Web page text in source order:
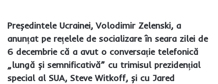
Președintele Ucrainei, Volodimir Zelenski, a
anunțat pe rețelele de socializare în seara zilei de
6 decembrie că a avut o conversație telefonică
„lungă și semnificativă” cu trimisul prezidențial
special al SUA, Steve Witkoff, și cu Jared